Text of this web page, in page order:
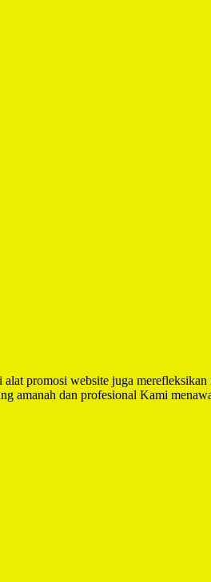
promosi website juga
amanah dan profesional Kami